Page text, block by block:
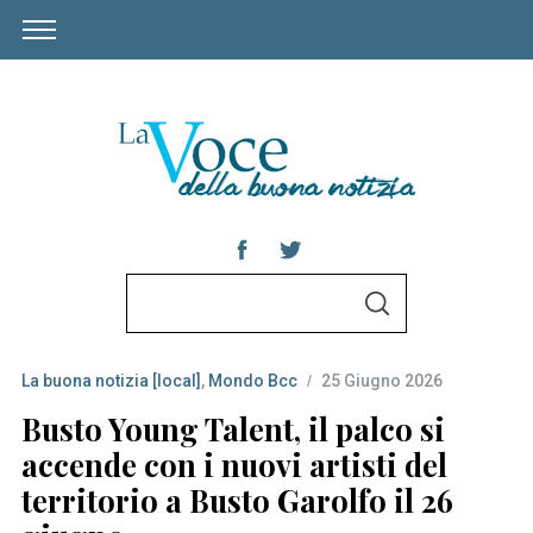
r
c
h
f
o
S
C
H
La buona notizia [local] , Mondo Bcc 25 Giugno 2026
Busto Young Talent, il palco si
accende con i nuovi artisti del
territorio a Busto Garolfo il 26